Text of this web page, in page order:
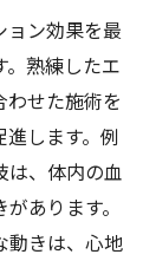
ョン効果を最
熟練したエ
わせた施術を
します。例
は、体内の血
あります。
動きは、心地